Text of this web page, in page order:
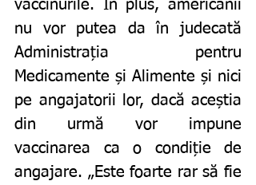
vaccinurile. În plus, americanii
nu vor putea da în judecată
Administrația pentru
Medicamente și Alimente și nici
pe angajatorii lor, dacă aceștia
din urmă vor impune
vaccinarea ca o condiție de
angajare. „Este foarte rar să fie